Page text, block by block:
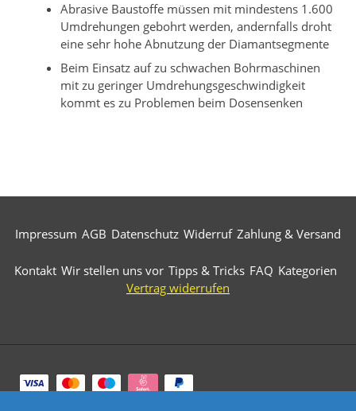
Abrasive Baustoffe müssen mit mindestens 1.600
Umdrehungen gebohrt werden, andernfalls droht
eine sehr hohe Abnutzung der Diamantsegmente
Beim Einsatz auf zu schwachen Bohrmaschinen
mit zu geringer Umdrehungsgeschwindigkeit
kommt es zu Problemen beim Dosensenken
Impressum AGB Datenschutz Widerruf Zahlung & Versand
Kontakt Wir stellen uns vor Tipps & Tricks FAQ Kategorien
Vertrag widerrufen
Zahlungsarten